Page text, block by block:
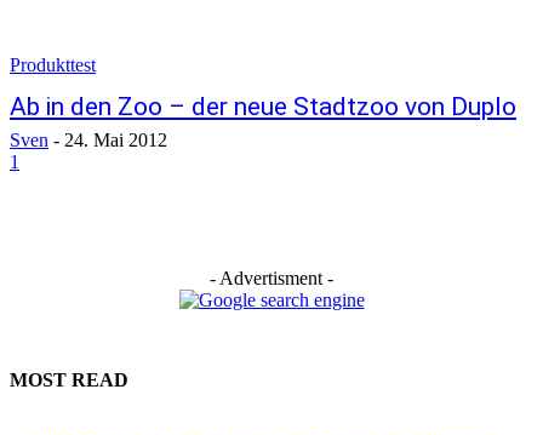
Produkttest
Ab in den Zoo – der neue Stadtzoo von Duplo
Sven - 24. Mai 2012
1
- Advertisment -
MOST READ